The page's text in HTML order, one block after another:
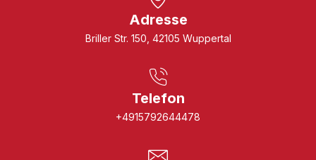
Adresse
Briller Str. 150, 42105 Wuppertal
Telefon
+4915792644478